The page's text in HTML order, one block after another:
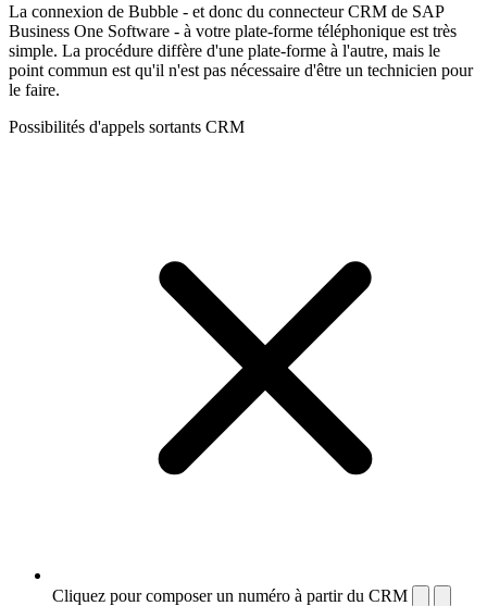
La connexion de Bubble - et donc du connecteur CRM de SAP
Business One Software - à votre plate-forme téléphonique est très
simple. La procédure diffère d'une plate-forme à l'autre, mais le
point commun est qu'il n'est pas nécessaire d'être un technicien pour
le faire.
Possibilités d'appels sortants CRM
Cliquez pour composer un numéro à partir du CRM